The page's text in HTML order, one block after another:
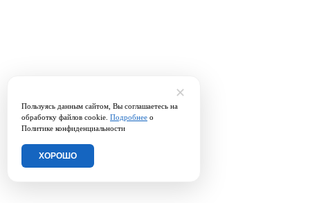
✕
Пользуясь данным сайтом, Вы соглашаетесь на
обработку файлов cookie. Подробнее о
Политике конфиденциальности
ХОРОШО